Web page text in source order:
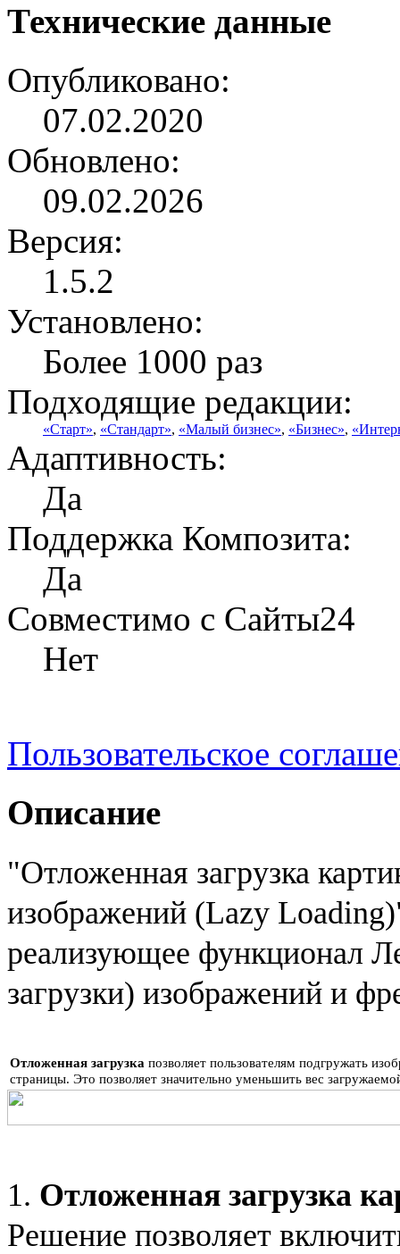
Технические данные
Опубликовано:
07.02.2020
Обновлено:
09.02.2026
Версия:
1.5.2
Установлено:
Более 1000 раз
Подходящие редакции:
«Старт», «Стандарт», «Малый бизнес», «Бизнес»,
Адаптивность:
Да
Поддержка Композита:
Да
Совместимо с Сайты24
Нет
Пользовательское
Описание
"Отложенная загрузка
изображений (Lazy
реализующее функционал
загрузки) изображений и
Отложенная загрузка позволяет пользователям подгружать
страницы. Это позволяет значительно уменьшить вес
1. Отложенная загрузка
Решение позволяет